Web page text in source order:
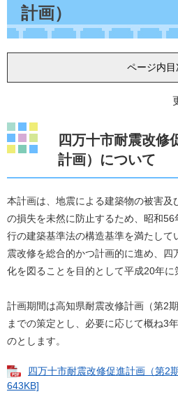
計画）
ページ内目
四万十市耐震改修
計画）について
本計画は、地震による建築物の被害及
の損失を未然に防止するため、昭和
行の建築基準法の構造基準を満たして
震改修を総合的かつ計画的に進め、
化を図ることを目的として平成20年に
計画期間は高知県耐震改修計画（第2
までの策定とし、必要に応じて概ね3
のとします。
四万十市耐震改修促進計画（第2
643KB]